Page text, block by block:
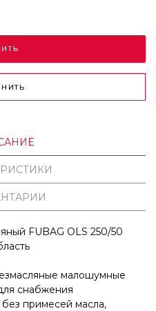
FUBAG OLS 250/50
малошумные
снабжения
примесей масла,